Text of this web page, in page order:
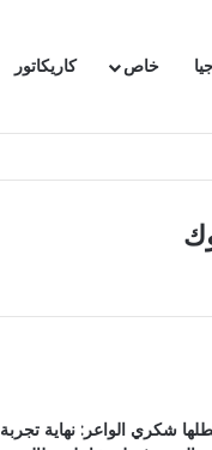
خاص كاريكاتور
شكري الواعر: نهاية تجربة